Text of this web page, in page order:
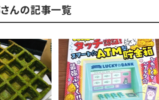
んの記事一覧